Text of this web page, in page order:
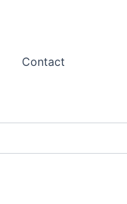
Contact